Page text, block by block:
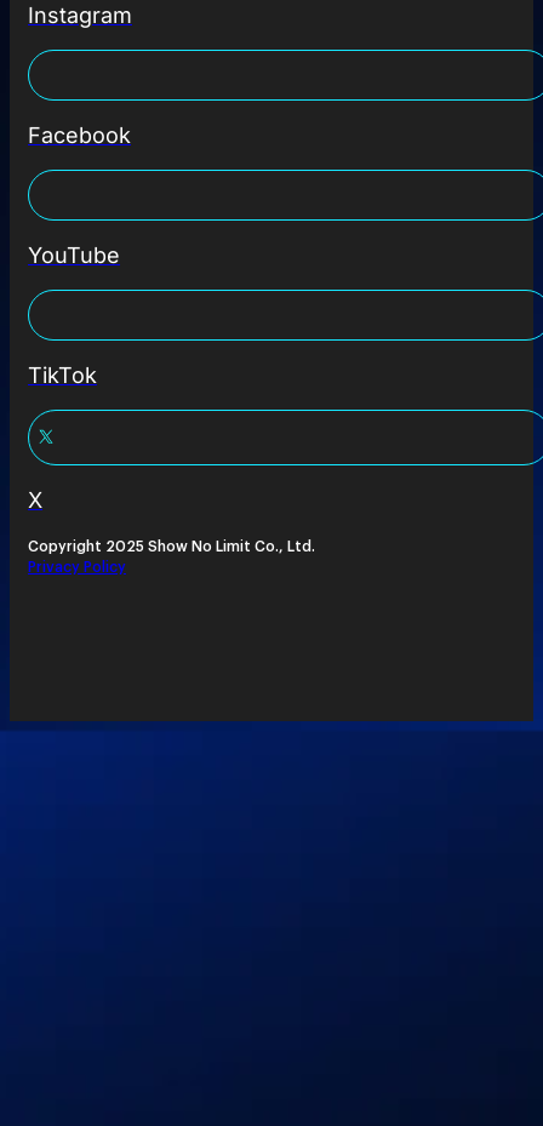
Instagram
Facebook
YouTube
TikTok
X
Copyright 2025 Show No Limit Co., Ltd.
Privacy Policy